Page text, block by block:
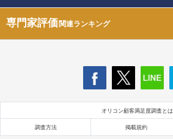
専門家評価関連ランキング
オリコン顧客満足度調査とは
調査方法 掲載規約